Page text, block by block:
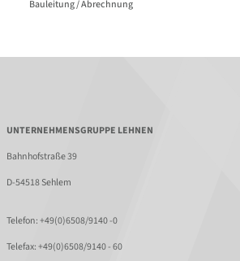
Bauleitung / Abrechnung
UNTERNEHMENSGRUPPE LEHNEN
Bahnhofstraße 39
D-54518 Sehlem
Telefon:+49(0)6508/9140 -0
Telefax: +49(0)6508/9140 - 60